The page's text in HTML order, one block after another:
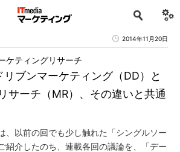
2014年11月20日
ブンマーケティング（DD）と
サーチ（MR）、その違いと共通
ケティングリサーチ
、以前の回でも少し触れた「シングルソー
紹介したのち、連載各回の議論を、「デー